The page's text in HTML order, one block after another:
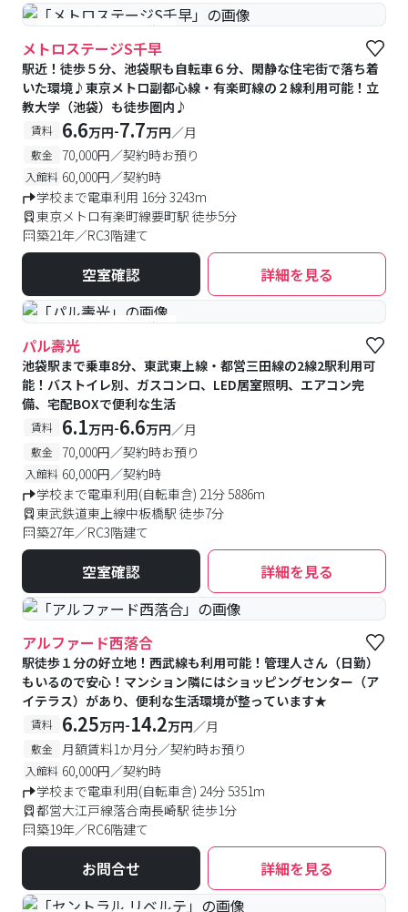
#予約受付中 #空室待ち
メトロステージS千早
駅近！徒歩５分、池袋駅も自転車６分、閑静な住宅街で落ち着
いた環境♪東京メトロ副都心線・有楽町線の２線利用可能！立
教大学（池袋）も徒歩圏内♪
賃料 6.6万円-7.7万円／月
敷金 70,000円／契約時お預り
入館料 60,000円／契約時
学校まで電車利用 16分 3243m
東京メトロ有楽町線要町駅 徒歩5分
築21年／RC3階建て
空室確認 詳細を見る
#予約受付中 #空室待ち
パル壽光
池袋駅まで乗車8分、東武東上線・都営三田線の2線2駅利用可
能！バストイレ別、ガスコンロ、LED居室照明、エアコン完
備、宅配BOXで便利な生活
賃料 6.1万円-6.6万円／月
敷金 70,000円／契約時お預り
入館料 60,000円／契約時
学校まで電車利用(自転車含) 21分 5886m
東武鉄道東上線中板橋駅 徒歩7分
築27年／RC3階建て
空室確認 詳細を見る
アルファード西落合
駅徒歩１分の好立地！西武線も利用可能！管理人さん（日勤）
もいるので安心！マンション隣にはショッピングセンター（ア
イテラス）があり、便利な生活環境が整っています★
賃料 6.25万円-14.2万円／月
敷金 月額賃料1か月分／契約時お預り
入館料 60,000円／契約時
学校まで電車利用(自転車含) 24分 5351m
都営大江戸線落合南長崎駅 徒歩1分
築19年／RC6階建て
お問合せ 詳細を見る